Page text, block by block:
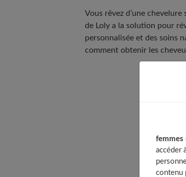
Vous rêvez d’une
de Loly a la solution pour
personnalisée et des soins
comment obtenir les
femmes
accéder
contenu